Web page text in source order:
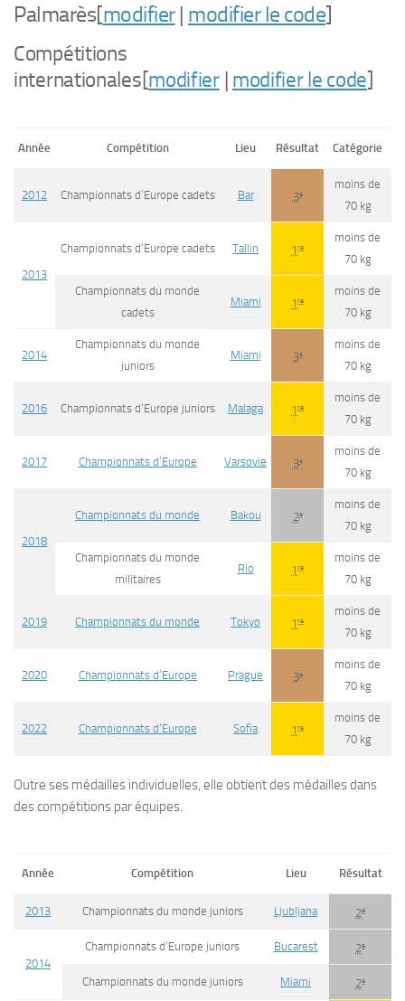
Palmarès[modifier| modifier le code]
Compétitions
internationales[modifier| modifier le code]
Année Compétition Lieu Résultat Catégorie
2012 Championnats d’Europe cadets Bar 3e
moins de
70 kg
2013
Championnats d’Europe cadets Tallin 1 re
moins de
70 kg
Championnats du monde
cadets
Miami 1 re
moins de
70 kg
2014
Championnats du monde
juniors
Miami 3e
moins de
70 kg
2016 Championnats d’Europe juniors Malaga 1 re
moins de
70 kg
2017 Championnats d’Europe Varsovie 3e
moins de
70 kg
2018
Championnats du monde Bakou 2e
moins de
70 kg
Championnats du monde
militaires
Rio 1 re
moins de
70 kg
2019 Championnats du monde Tokyo 1 re
moins de
70 kg
2020 Championnats d’Europe Prague 3e
moins de
70 kg
2022 Championnats d’Europe Sofia 1 re
moins de
70 kg
Outre ses médailles individuelles, elle obtient des médailles dans
des compétitions par équipes.
Année Compétition Lieu Résultat
2013 Championnats du monde juniors Ljubljana 2e
2014
Championnats d’Europe juniors Bucarest 2e
Championnats du monde juniors Miami 2e